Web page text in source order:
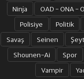
19. BÖLÜM
21. BÖLÜM
Ninja OAD - ONA -
Polisiye
Politik
Savaş
Seinen
Shounen-Ai
Spor
Vampir